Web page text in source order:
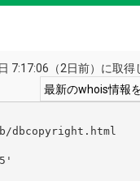
7:17:06（2日前）に取得
dbcopyright.html